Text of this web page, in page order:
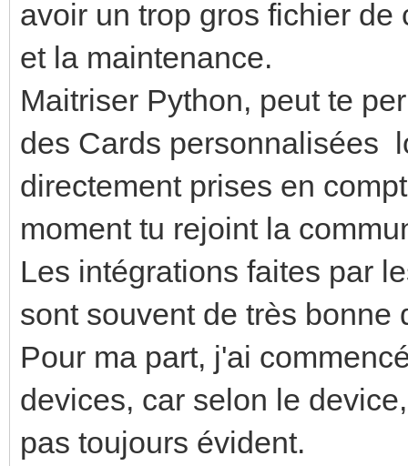
avoir un trop gros fichier
et la maintenance.
Maitriser Python, peut te
des Cards personnalisées
directement prises en
moment tu rejoint la
Les intégrations faites par
sont souvent de très
Pour ma part, j'ai
devices, car selon le
pas toujours évident.